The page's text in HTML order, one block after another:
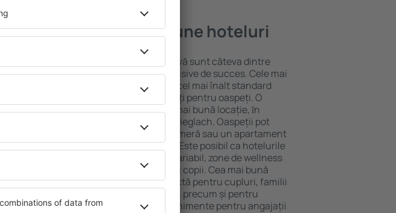
Krieglach – cele mai bune hoteluri
O varietate de servicii și o locație atractivă sunt câteva dintre
elementele cheie ale unui hotel All-Inclusive de succes. Cele mai
bune hoteluri din Krieglach garantează cel mai înalt standard
pentru servicii și o gamă largă de facilități pentru oaspeți. O
cazare cu standarde ridicate oferă cea mai bună locație, ȋn
apropiere de principalele distracţii din Krieglach. Oaspeții pot
folosi parcarea gratuită și pot alege o cameră sau un apartament
care să corespundă perfect nevoilor lor. Este posibil ca hotelurile
cu standarde ȋnalte să ofere un meniu variabil, zone de wellness
precum spa și fitness, și activități pentru copii. Cea mai bună
cazare în Krieglach este o alegere perfectă pentru cupluri, familii
și persoane aflate în călătorie de afaceri, precum și pentru
companii care doresc să organizeze evenimente pentru angajații